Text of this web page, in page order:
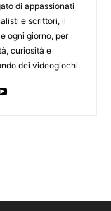
di appassionati
e scrittori, il
ogni giorno, per
curiosità e
dei videogiochi.